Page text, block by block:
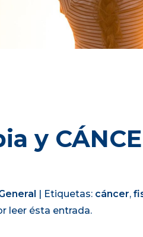
y
| Etiquetas: cáncer,
leer ésta entrada.